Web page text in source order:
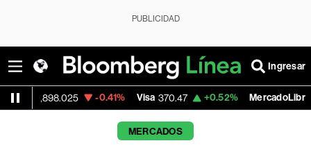
PUBLICIDAD
Ingresar
-0.41% Visa 370.47 +0.52% MercadoLibre 1,824.26 -
MERCADOS